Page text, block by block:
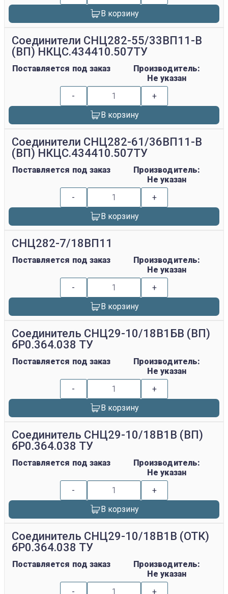
В корзину
Соединители СНЦ282-55/33ВП11-В
(ВП) НКЦС.434410.507ТУ
Поставляется под заказ
Производитель:
Не указан
-
+
В корзину
Соединители СНЦ282-61/36ВП11-В
(ВП) НКЦС.434410.507ТУ
Поставляется под заказ
Производитель:
Не указан
-
+
В корзину
СНЦ282-7/18ВП11
Поставляется под заказ
Производитель:
Не указан
-
+
В корзину
Соединитель СНЦ29-10/18В1БВ (ВП)
бР0.364.038 ТУ
Поставляется под заказ
Производитель:
Не указан
-
+
В корзину
Соединитель СНЦ29-10/18В1В (ВП)
бР0.364.038 ТУ
Поставляется под заказ
Производитель:
Не указан
-
+
В корзину
Соединитель СНЦ29-10/18В1В (ОТК)
бР0.364.038 ТУ
Поставляется под заказ
Производитель:
Не указан
-
+